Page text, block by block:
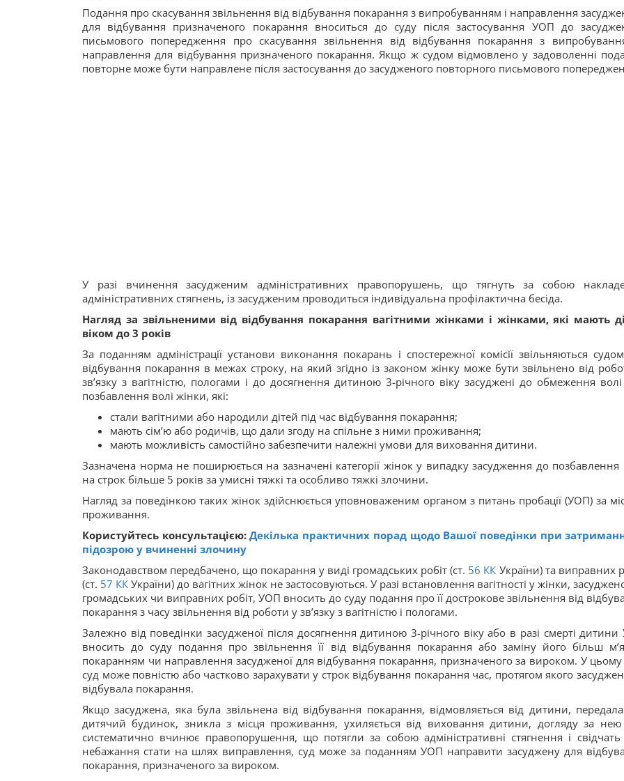
Подання про скасування звільнення від відбування покарання з випробуванням і направлення
для відбування призначеного покарання вноситься до суду після застосування УОП до
письмового попередження про скасування звільнення від відбування покарання з
направлення для відбування призначеного покарання. Якщо ж судом відмовлено у задоволенні
повторне може бути направлене після застосування до засудженого повторного письмового
У разі вчинення засудженим адміністративних правопорушень, що тягнуть за собою
адміністративних стягнень, із засудженим проводиться індивідуальна профілактична бесіда.
Нагляд за звільненими від відбування покарання вагітними жінками і жінками, які мають
віком до 3 років
За поданням адміністрації установи виконання покарань і спостережної комісії звільняються
відбування покарання в межах строку, на який згідно із законом жінку може бути звільнено від
зв’язку з вагітністю, пологами і до досягнення дитиною 3-річного віку засуджені до обмеження
позбавлення волі жінки, які:
стали вагітними або народили дітей під час відбування покарання;
мають сім’ю або родичів, що дали згоду на спільне з ними проживання;
мають можливість самостійно забезпечити належні умови для виховання дитини.
Зазначена норма не поширюється на зазначені категорії жінок у випадку засудження до позбавлення
на строк більше 5 років за умисні тяжкі та особливо тяжкі злочини.
Нагляд за поведінкою таких жінок здійснюється уповноваженим органом з питань пробації (УОП) за
проживання.
Користуйтесь консультацією:Декілька практичних порад щодо Вашої поведінки при
підозрою у вчиненні злочину
Законодавством передбачено, що покарання у виді громадських робіт (ст. 56 КК України) та виправних
(ст. 57 КК України) до вагітних жінок не застосовуються. У разі встановлення вагітності у жінки,
громадських чи виправних робіт, УОП вносить до суду подання про її дострокове звільнення від
покарання з часу звільнення від роботи у зв’язку з вагітністю і пологами.
Залежно від поведінки засудженої після досягнення дитиною 3-річного віку або в разі смерті
вносить до суду подання про звільнення її від відбування покарання або заміну його більш
покаранням чи направлення засудженої для відбування покарання, призначеного за вироком. У цьому
суд може повністю або частково зарахувати у строк відбування покарання час, протягом якого
відбувала покарання.
Якщо засуджена, яка була звільнена від відбування покарання, відмовляється від дитини, передала
дитячий будинок, зникла з місця проживання, ухиляється від виховання дитини, догляду за
систематично вчинює правопорушення, що потягли за собою адміністративні стягнення і
небажання стати на шлях виправлення, суд може за поданням УОП направити засуджену для
покарання, призначеного за вироком.